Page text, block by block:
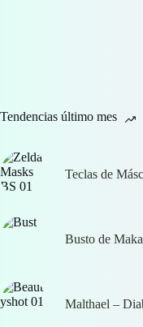
Tendencias último mes
Teclas de
Busto de Maka
Malthael –